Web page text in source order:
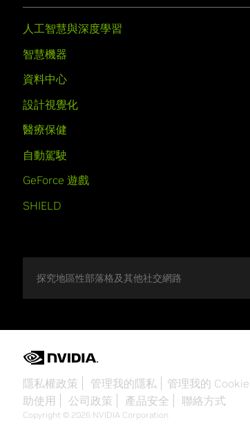
人工智慧與深度學習
智慧機器
資料中心
設計視覺化
醫療保健
自動駕駛
GeForce 遊戲
SHIELD
探究地區性部落格及其他社交網路
隱私權政策 管理我的隱私 管理我的 Cookie
助使用
公司政策 產品安全 聯絡方式
Copyright © 2026 NVIDIA Corporation